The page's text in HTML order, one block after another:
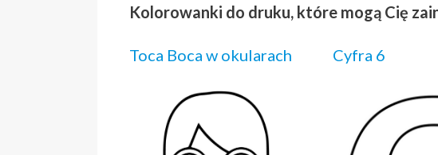
Kolorowanki do druku, które mogą Cię
Toca Boca w okularach Cyfra 6